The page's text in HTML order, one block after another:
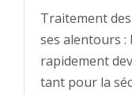
Traitement
ses alentours :
rapidement
tant pour la